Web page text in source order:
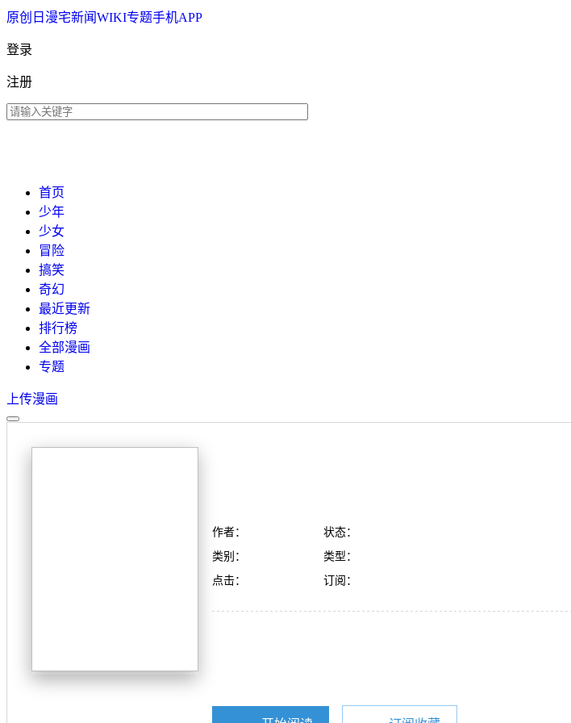
原创 日漫宅新闻WIKI专题手机APP
登录
注册
首页
少年
少女
冒险
搞笑
奇幻
最近更新
排行榜
全部漫画
专题
上传漫画
作者：
状态：
类别：
类型：
点击：
订阅：